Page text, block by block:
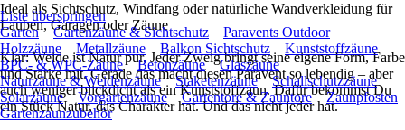
Ideal als Sichtschutz, Windfang oder natürliche Wandverkleidung für
Lauben, Garagen oder Zäune
Klar: Weide ist Natur pur. Jeder Zweig bringt seine eigene Form, Farbe
und Stärke mit. Gerade das macht diesen Paravent so lebendig – aber
auch weniger blickdicht als ein Kunststoffzaun. Dafür bekommst Du
ein Stück Natur, das Charakter hat. Und das nicht jeder hat.
Liste überspringen
Garten
Gartenzäune & Sichtschutz
Paravents Outdoor
Holzzäune
Metallzäune Balkon Sichtschutz
Kunststoffzäune
BPC- & WPC-Zäune
Betonzäune
Glaszäune
Naturzäune & Weidenzäune
Staketenzäune
Schallschutzzäune
Solarzäune
Vorgartenzäune Gartentore & Zauntore
Zaunpfosten
Gartenzaunzubehör